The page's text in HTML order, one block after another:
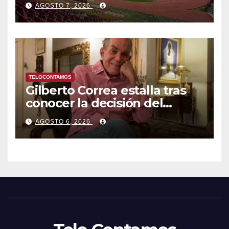
Caribe tras mas de 70 años
AGOSTO 7, 2026
TELOCONTAMOS
Gilberto Correa estalla tras
conocer la decisión del
tribunal en su caso
AGOSTO 6, 2026